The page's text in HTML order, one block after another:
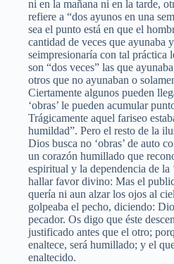
ni en la mañana ni en la tarde,
refiere a “dos ayunos en una
sea el punto está en que el
cantidad de veces que ayunaba
seimpresionaría con tal práctica
son “dos veces” las que
otros que no ayunaban o
Ciertamente algunos pueden
‘obras’ le pueden acumular
Trágicamente aquel fariseo
humildad”. Pero el resto de la
Dios busca no ‘obras’ de auto
un corazón humillado que
espiritual y la dependencia de la
hallar favor divino: Mas el
quería ni aun alzar los ojos al
golpeaba el pecho, diciendo:
pecador. Os digo que éste
justificado antes que el otro;
enaltece, será humillado; y el
enaltecido.